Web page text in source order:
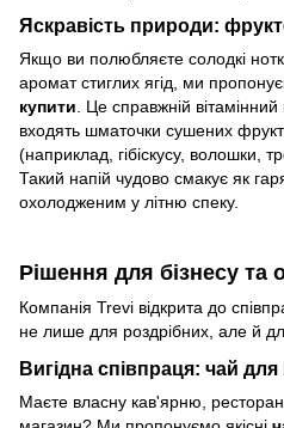
Яскравість природи:
Якщо ви полюбляєте солодкі
аромат стиглих ягід, ми
купити. Це справжній
входять шматочки сушених
(наприклад, гібіскусу, волошки,
Такий напій чудово смакує як
охолодженим у літню спеку.
Рішення для бізнесу та
Компанія Trevi відкрита до
не лише для роздрібних, але й
Вигідна співпраця: чай
Маєте власну кав'ярню, ресторан